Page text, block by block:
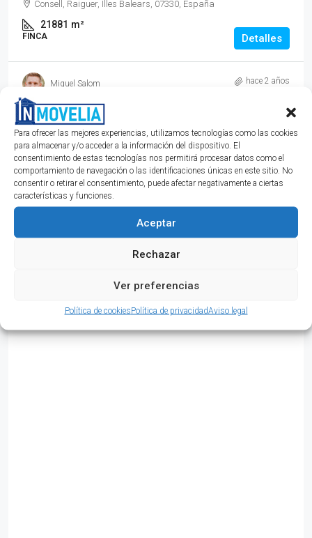
Para ofrecer las mejores experiencias, utilizamos tecnologías como las cookies
para almacenar y/o acceder a la información del dispositivo. El
consentimiento de estas tecnologías nos permitirá procesar datos como el
comportamiento de navegación o las identificaciones únicas en este sitio. No
consentir o retirar el consentimiento, puede afectar negativamente a ciertas
características y funciones.
Aceptar
Rechazar
Ver preferencias
Política de cookiesPolítica de privacidadAviso legal
Consell, Raiguer, Illes Balears, 07330, España
21881 m²
FINCA Detalles
Miquel Salom hace 2 años
Propiedades destacadas